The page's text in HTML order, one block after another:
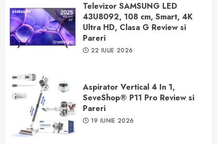
Televizor SAMSUNG LED
43U8092, 108 cm, Smart, 4K
Ultra HD, Clasa G Review si
Pareri
22 IULIE 2026
Aspirator Vertical 4 In 1,
SeveShop® P11 Pro Review si
Pareri
19 IUNIE 2026